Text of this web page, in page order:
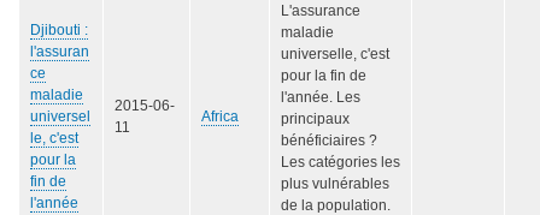
Djibouti :
l'assuran
ce
maladie
universel
le, c'est
pour la
fin de
l'année
2015-06-
11
Africa
L'assurance
maladie
universelle, c'est
pour la fin de
l'année. Les
principaux
bénéficiaires ?
Les catégories les
plus vulnérables
de la population.